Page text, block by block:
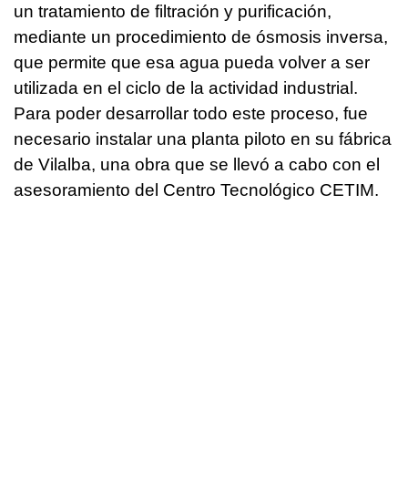
un tratamiento de filtración y purificación,
mediante un procedimiento de ósmosis inversa,
que permite que esa agua pueda volver a ser
utilizada en el ciclo de la actividad industrial.
Para poder desarrollar todo este proceso, fue
necesario instalar una planta piloto en su fábrica
de Vilalba, una obra que se llevó a cabo con el
asesoramiento del Centro Tecnológico CETIM.